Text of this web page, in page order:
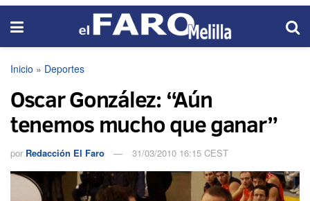
Inicio » Deportes
Oscar González: “Aún
tenemos mucho que ganar”
por Redacción El Faro 31/03/2010 16:15 CEST